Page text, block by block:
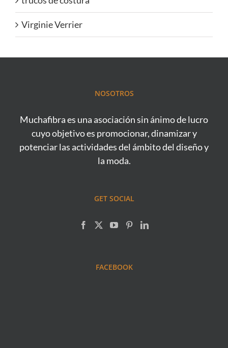
Virginie Verrier
NOSOTROS
Muchafibra es una asociación sin ánimo de lucro
cuyo objetivo es promocionar, dinamizar y
potenciar las actividades del ámbito del diseño y
la moda.
GET SOCIAL
FACEBOOK